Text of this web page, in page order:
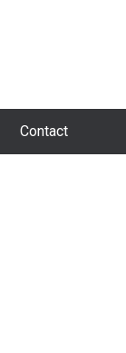
Contact